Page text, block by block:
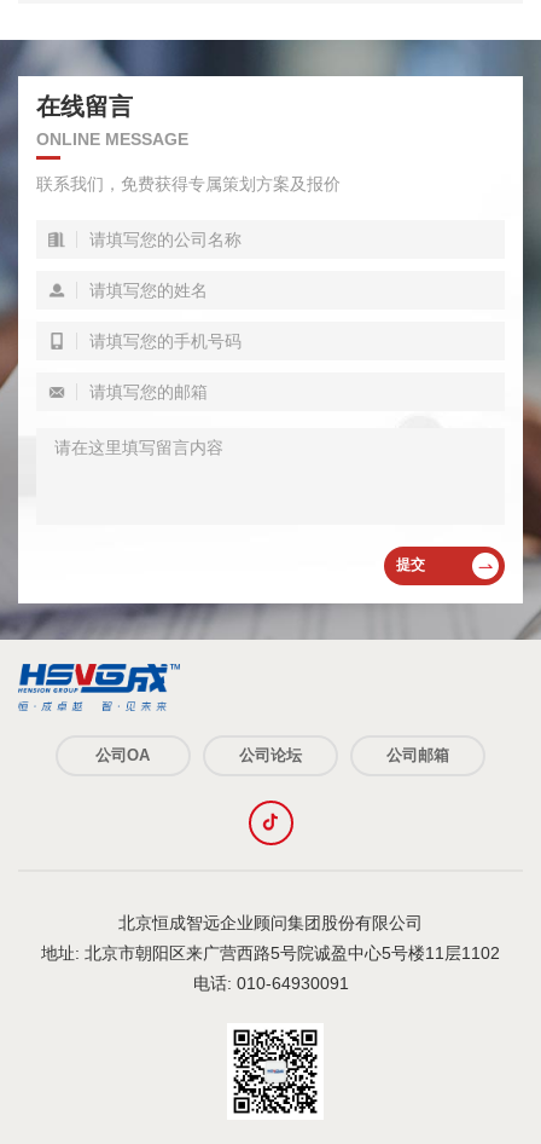
在线留言
ONLINE MESSAGE
联系我们，免费获得专属策划方案及报价
提交
公司OA 公司论坛 公司邮箱
北京恒成智远企业顾问集团股份有限公司
地址: 北京市朝阳区来广营西路5号院诚盈中心5号楼11层1102
电话: 010-64930091